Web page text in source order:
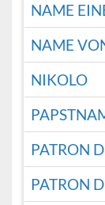
NAME
NAME
NIKOLO
PATRON
PATRON